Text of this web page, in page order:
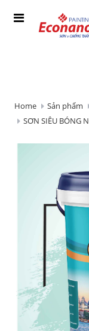
Home Sản phẩm
SƠN SIÊU BÓNG